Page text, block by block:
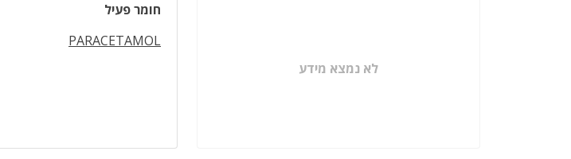
לא נמצא מידע
חומר פעיל
PARACETAMOL